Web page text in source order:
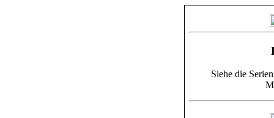
Siehe die